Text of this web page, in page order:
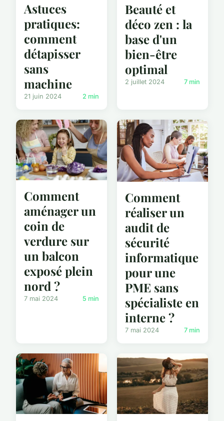
Astuces
pratiques:
comment
détapisser
sans
machine
21 juin 2024 2 min
Beauté et
déco zen : la
base d'un
bien-être
optimal
2 juillet 2024 7 min
Comment
aménager un
coin de
verdure sur
un balcon
exposé plein
nord ?
7 mai 2024 5 min
Comment
réaliser un
audit de
sécurité
informatique
pour une
PME sans
spécialiste en
interne ?
7 mai 2024 7 min